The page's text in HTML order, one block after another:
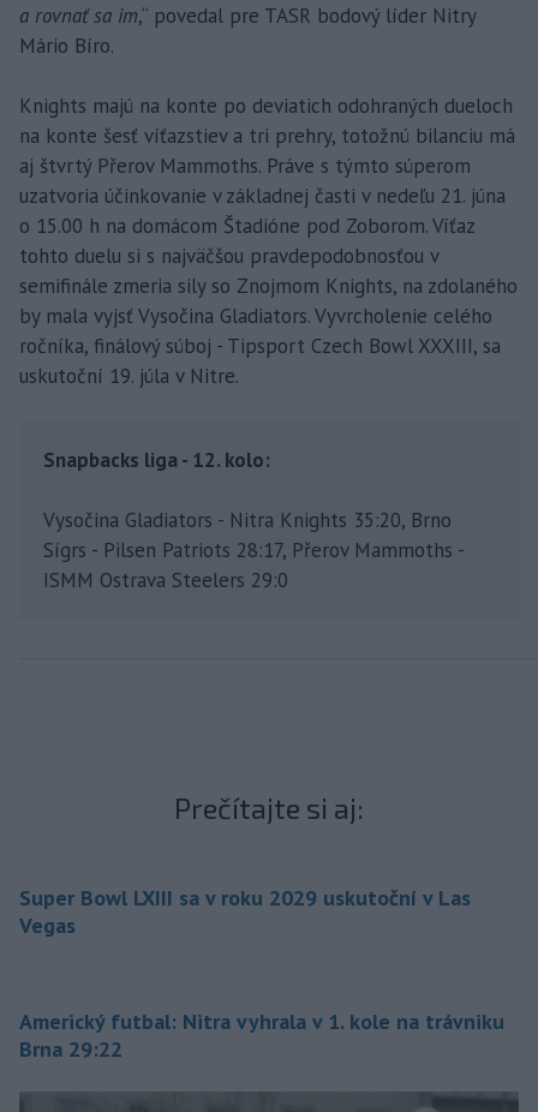
a rovnať sa im,“ povedal pre TASR bodový líder Nitry
Mário Bíro.
Knights majú na konte po deviatich odohraných dueloch
na konte šesť víťazstiev a tri prehry, totožnú bilanciu má
aj štvrtý Přerov Mammoths. Práve s týmto súperom
uzatvoria účinkovanie v základnej časti v nedeľu 21. júna
o 15.00 h na domácom Štadióne pod Zoborom. Víťaz
tohto duelu si s najväčšou pravdepodobnosťou v
semifinále zmeria sily so Znojmom Knights, na zdolaného
by mala vyjsť Vysočina Gladiators. Vyvrcholenie celého
ročníka, finálový súboj - Tipsport Czech Bowl XXXIII, sa
uskutoční 19. júla v Nitre.
Snapbacks liga - 12. kolo:
Vysočina Gladiators - Nitra Knights 35:20, Brno
Sígrs - Pilsen Patriots 28:17, Přerov Mammoths -
ISMM Ostrava Steelers 29:0
Prečítajte si aj:
Super Bowl LXIII sa v roku 2029 uskutoční v Las
Vegas
Americký futbal: Nitra vyhrala v 1. kole na trávniku
Brna 29:22